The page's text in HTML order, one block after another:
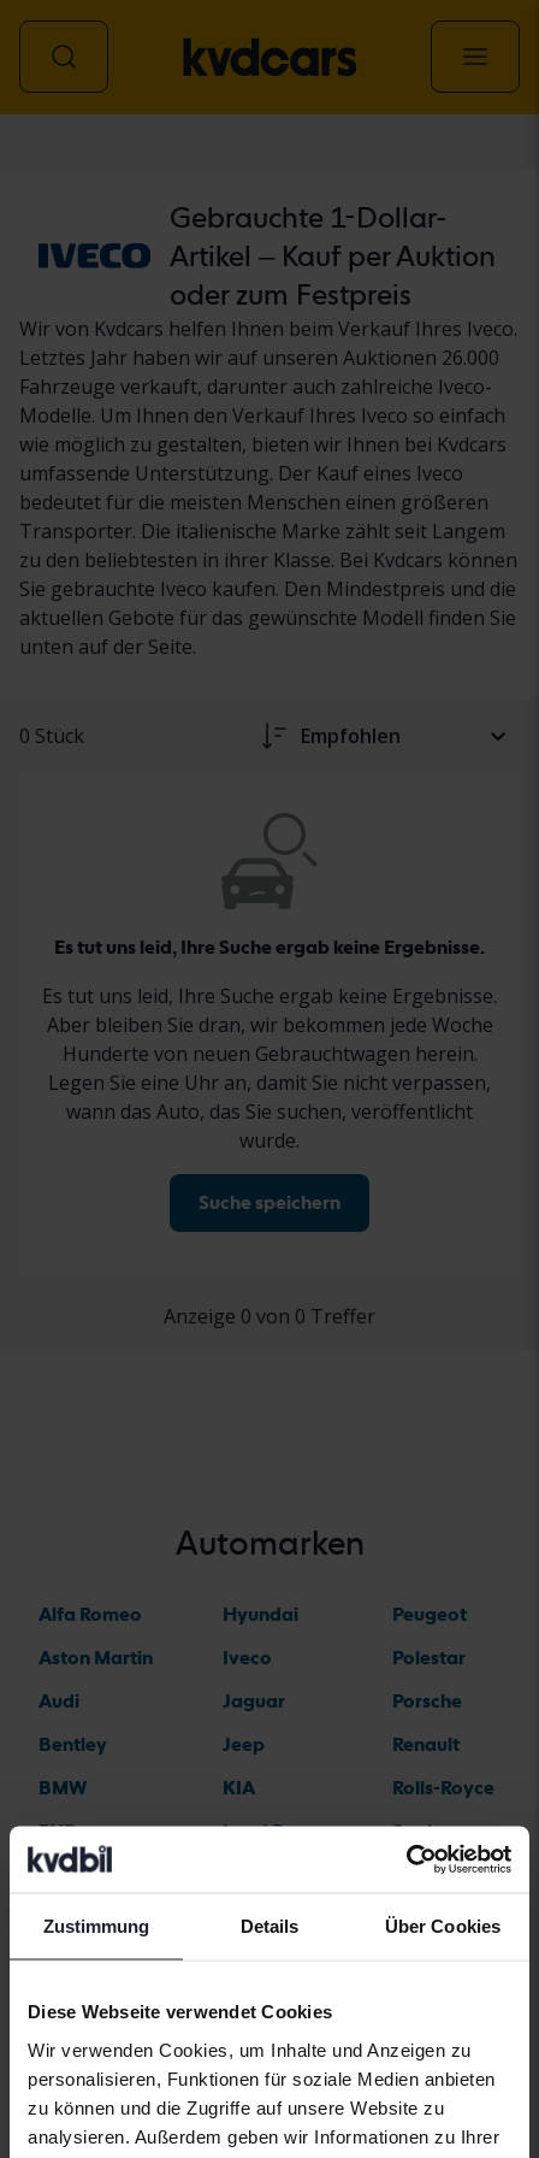
Zustimmung Details Über Cookies
Diese Webseite verwendet Cookies
Wir verwenden Cookies, um Inhalte und Anzeigen zu
personalisieren, Funktionen für soziale Medien anbieten
zu können und die Zugriffe auf unsere Website zu
analysieren. Außerdem geben wir Informationen zu Ihrer
Gebrauchte 1-Dollar-
Artikel – Kauf per Auktion
oder zum Festpreis
Wir von Kvdcars helfen Ihnen beim Verkauf Ihres Iveco.
Letztes Jahr haben wir auf unseren Auktionen 26.000
Fahrzeuge verkauft, darunter auch zahlreiche Iveco-
Modelle. Um Ihnen den Verkauf Ihres Iveco so einfach
wie möglich zu gestalten, bieten wir Ihnen bei Kvdcars
umfassende Unterstützung. Der Kauf eines Iveco
bedeutet für die meisten Menschen einen größeren
Transporter. Die italienische Marke zählt seit Langem
zu den beliebtesten in ihrer Klasse. Bei Kvdcars können
Sie gebrauchte Iveco kaufen. Den Mindestpreis und die
aktuellen Gebote für das gewünschte Modell finden Sie
unten auf der Seite.
0 Stück Empfohlen
Es tut uns leid, Ihre Suche ergab keine Ergebnisse.
Es tut uns leid, Ihre Suche ergab keine Ergebnisse.
Aber bleiben Sie dran, wir bekommen jede Woche
Hunderte von neuen Gebrauchtwagen herein.
Legen Sie eine Uhr an, damit Sie nicht verpassen,
wann das Auto, das Sie suchen, veröffentlicht
wurde.
Suche speichern
Anzeige 0 von 0 Treffer
Automarken
Alfa Romeo
Aston Martin
Audi
Bentley
BMW
BYD
Cadillac
Chevrolet
Chrysler
Citroen
Dacia
Dodge
Ferrari
Hyundai
Iveco
Jaguar
Jeep
KIA
Land Rover
Lynk&Co
Mazda
Mercedes
MG
MINI
Peugeot
Polestar
Porsche
Renault
Rolls-Royce
Saab
SEAT
Skoda
Tesla
Toyota
Volkswagen